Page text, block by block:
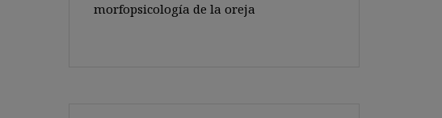
morfopsicología de la oreja